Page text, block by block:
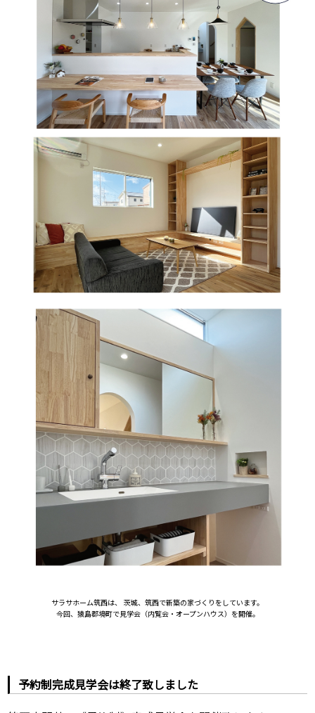
サラサホーム筑西は、 茨城、筑西で新築の家づくりをしています。
今回、猿島郡境町で見学会（内覧会・オープンハウス）を開催。
予約制完成見学会は終了致しました